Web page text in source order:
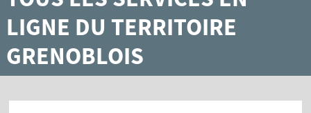
LIGNE DU TERRITOIRE
GRENOBLOIS